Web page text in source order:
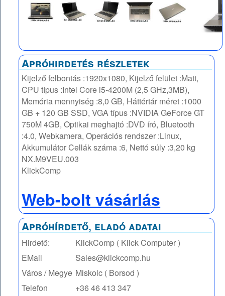
Apróhirdetés részletek
Kijelző felbontás :1920x1080, Kijelző felület :Matt,
CPU típus :Intel Core i5-4200M (2,5 GHz,3MB),
Memória mennyiség :8,0 GB, Háttértár méret :1000
GB + 120 GB SSD, VGA típus :NVIDIA GeForce GT
750M 4GB, Optikai meghajtó :DVD író, Bluetooth
:4.0, Webkamera, Operációs rendszer :Linux,
Akkumulátor Cellák száma :6, Nettó súly :3,20 kg
NX.M9VEU.003
KlickComp
Web-bolt vásárlás
Apróhírdető, eladó adatai
Hirdető:
KlickComp ( Klick Computer )
EMail
Sales@klickcomp.hu
Város / Megye Miskolc ( Borsod )
Telefon
+36 46 413 347